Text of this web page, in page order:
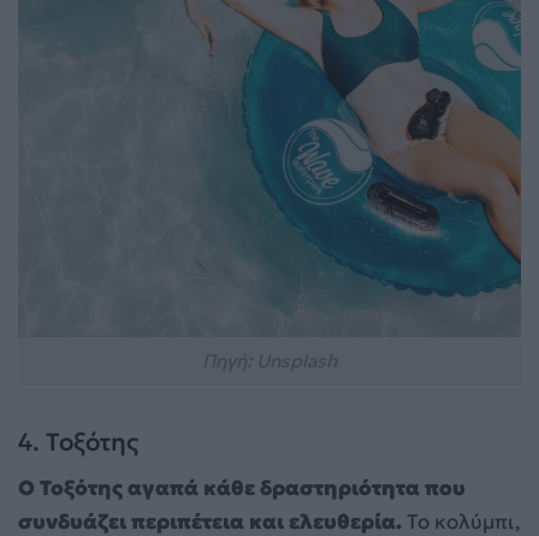
4. Τοξότης
Ο Τοξότης αγαπά κάθε δραστηριότητα που
συνδυάζει περιπέτεια και ελευθερία.Το κολύμπι,